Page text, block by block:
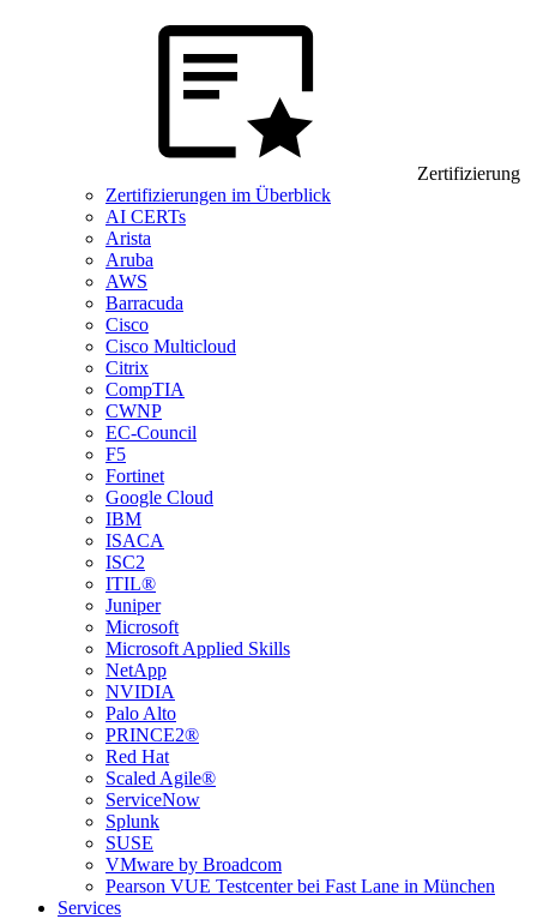
Zertifizierung
Zertifizierungen im Überblick
AI CERTs
Arista
Aruba
AWS
Barracuda
Cisco
Cisco Multicloud
Citrix
CompTIA
CWNP
EC-Council
F5
Fortinet
Google Cloud
IBM
ISACA
ISC2
ITIL®
Juniper
Microsoft
Microsoft Applied Skills
NetApp
NVIDIA
Palo Alto
PRINCE2®
Red Hat
Scaled Agile®
ServiceNow
Splunk
SUSE
VMware by Broadcom
Pearson VUE Testcenter bei Fast Lane in München
Services